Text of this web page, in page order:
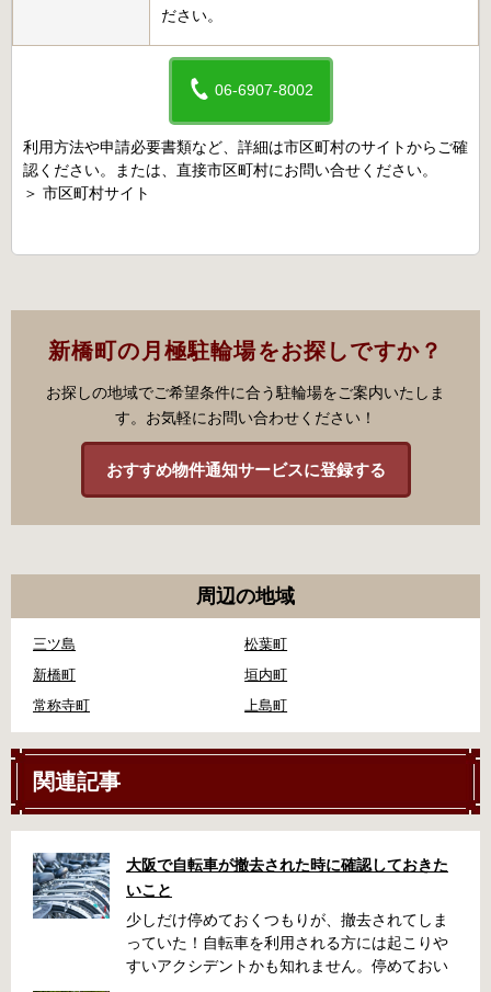
ださい。
06-6907-8002
利用方法や申請必要書類など、詳細は市区町村のサイトからご確
認ください。または、直接市区町村にお問い合せください。
＞ 市区町村サイト
新橋町の月極駐輪場をお探しですか？
お探しの地域でご希望条件に合う駐輪場をご案内いたしま
す。お気軽にお問い合わせください！
おすすめ物件通知サービスに登録する
周辺の地域
三ツ島
松葉町
新橋町
垣内町
常称寺町
上島町
関連記事
大阪で自転車が撤去された時に確認しておきた
いこと
少しだけ停めておくつもりが、撤去されてしま
っていた！自転車を利用される方には起こりや
すいアクシデントかも知れません。停めておい